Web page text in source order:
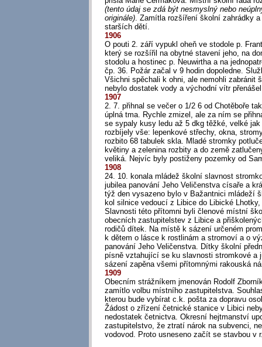
(tento údaj se zdá být nesmyslný nebo
originále). Zamítla rozšíření školní zahrádky
starších dětí.
1906
O pouti 2. září vypukl oheň ve stodole p.
který se rozšířil na obytné stavení jeho, na
stodolu a hostinec p. Neuwirtha a na
čp. 36. Požár začal v 9 hodin dopoledne.
Všichni spěchali k ohni, ale nemohli zabránit
nebylo dostatek vody a východní vítr
1907
2. 7. přihnal se večer o 1/2 6 od Chotěboře
úplná tma. Rychle zmizel, ale za ním se
se sypaly kusy ledu až 5 dkg těžké, velké
rozbíjely vše: lepenkové střechy, okna,
rozbito 68 tabulek skla. Mladé stromky
květiny a zelenina rozbity a do země
veliká. Nejvíc byly postiženy pozemky od
1908
24. 10. konala mládež školní slavnost
jubilea panování Jeho Veličenstva císaře a
týž den vysazeno bylo v Bažantnici mládeží
kol silnice vedoucí z Libice do Libické
Slavnosti této přítomni byli členové místní
obecních zastupitelstev z Libice a
rodičů dítek. Na místě k sázení určeném
k dětem o lásce k rostlinám a stromoví a o
panování Jeho Veličenstva. Dítky školní
písně vztahující se ku slavnosti stromkové a
sázení zapěna všemi přítomnými rakouská
1909
Obecním strážníkem jmenován Rodolf
zamítlo volbu místního zastupitelstva.
kterou bude vybírat c.k. pošta za dopravu
Žádost o zřízení četnické stanice v Libici
nedostatek četnictva. Okresní hejtmanství
zastupitelstvo, že ztratí nárok na subvenci,
vodovod. Proto usneseno začít se stavbou v